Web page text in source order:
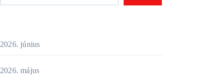
2026. június
2026. május